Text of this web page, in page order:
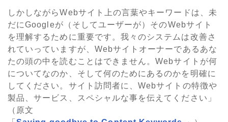
しかしながらWebサイト上の言葉やキーワードは、未
だにGoogleが（そしてユーザーが）そのWebサイト
を理解するために重要です。我々のシステムは改善さ
れていっていますが、Webサイトオーナーであるあな
たの頭の中を読むことはできません。Webサイトが何
についてなのか、そして何のためにあるのかを明確に
してください。サイト訪問者に、Webサイトの特徴や
製品、サービス、スペシャルな事を伝えてください」
（原文